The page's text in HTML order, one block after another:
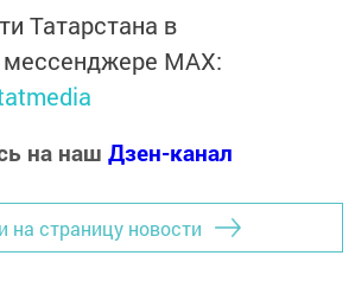
Татарстана в
MАХ:
на наш Дзен-канал
на страницу новости